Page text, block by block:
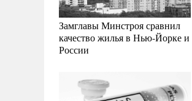
Замглавы Минстроя сравнил
качество жилья в Нью-Йорке и
России